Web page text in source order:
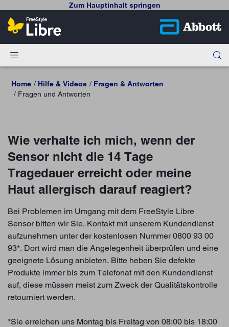
Zum Hauptinhalt springen
Home Hilfe & Videos
Fragen & Antworten
Fragen und Antworten
Wie verhalte ich mich, wenn der
Sensor nicht die 14 Tage
Tragedauer erreicht oder meine
Haut allergisch darauf reagiert?
Bei Problemen im Umgang mit dem FreeStyle Libre
Sensor bitten wir Sie, Kontakt mit unserem Kundendienst
aufzunehmen unter der kostenlosen Nummer 0800 93 00
93*. Dort wird man die Angelegenheit überprüfen und eine
geeignete Lösung anbieten. Bitte heben Sie defekte
Produkte immer bis zum Telefonat mit den Kundendienst
auf, diese müssen meist zum Zweck der Qualitätskontrolle
retourniert werden.
*Sie erreichen uns Montag bis Freitag von 08:00 bis 18:00